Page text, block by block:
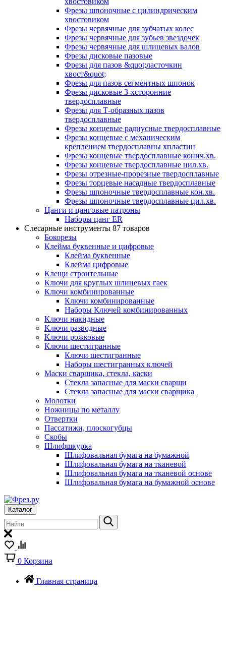
Фрезы шпоночные с цилиндрическим
хвостовиком
Фрезы червячные для зубчатых колес
Фрезы червячные для зубьев звездочек
Фрезы червячные для шлицевых валов
Фрезы дисковые пазовые
Фрезы для пазов &quot;ласточкин
хвост&quot;
Фрезы для пазов сегментных шпонок
Фрезы дисковые 3-хсторонние
твердосплавные
Фрезы для Т-образных пазов
твердосплавные
Фрезы концевые радиусные твердосплавные
Фрезы концевые с механическим
креплением твердосплавны хпластин
Фрезы концевые твердосплавные конич.хв.
Фрезы концевые твердосплавные цил.хв.
Фрезы отрезные-прорезные твердосплавные
Фрезы торцевые насадные твердосплавные
Фрезы шпоночные твердосплавные кон.хв.
Фрезы шпоночные твердосплавные цил.хв.
Цанги и цанговые патроны
Наборы цанг ER
Слесарные инструменты 87 товаров
Бокорезы
Клейма буквенные и цифровые
Клейма буквенные
Клейма цифровые
Клещи строительные
Ключи для круглых шлицевых гаек
Ключи комбинированные
Ключи комбинированные
Наборы Ключей комбинированных
Ключи накидные
Ключи разводные
Ключи рожковые
Ключи шестигранные
Ключи шестигранные
Наборы шестигранных ключей
Маски сварщика, стекла, каски
Стекла запасные для маски сварщи
Стекла запасные для маски сварщика
Молотки
Ножницы по металлу
Отвертки
Пассатижи, плоскогубцы
Скобы
Шлифшкурка
Шлифовальная бумага на бумажной
Шлифовальная бумага на тканевой
Шлифовальная бумага на тканевой основе
Шлифовальная бумага на бумажной основе
Каталог
0 Корзина
Главная страница